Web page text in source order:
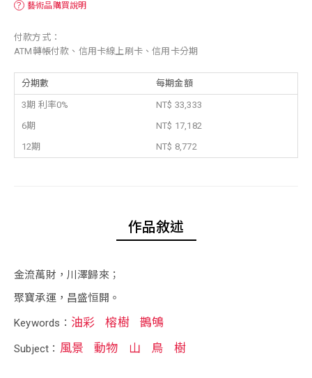
？ 藝術品購買說明
付款方式：
ATM轉帳付款、信用卡線上刷卡、信用卡分期
分期數 每期金額
3期 利率0%
NT$ 33,333
6期
NT$ 17,182
12期
NT$ 8,772
作品敘述
金流萬財，川澤歸來；
聚寶承運，昌盛恒開。
Keywords： 油彩 榕樹 鵲鴝
Subject： 風景 動物 山 鳥 樹